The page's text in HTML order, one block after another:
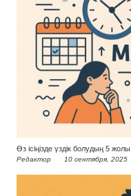
Өз ісіңізде үздік болудың 5 жолы
Редактор 10 сентября, 2025